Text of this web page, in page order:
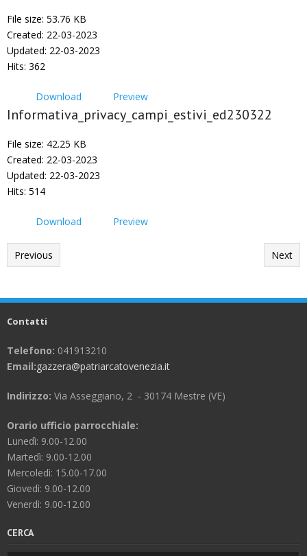
File size: 53.76 KB
Created: 22-03-2023
Updated: 22-03-2023
Hits: 362
Download Preview
Informativa_privacy_campi_estivi_ed230322
File size: 42.25 KB
Created: 22-03-2023
Updated: 22-03-2023
Hits: 514
Download Preview
Previous Next
Contatti
Telefono: 041913210
Email:gazzera@patriarcatovenezia.it
Indirizzo: Via Asseggiano, 2 - 30174 Mestre (VE)
Orario ufficio parrocchiale:
Lunedì: 9.00-12.00
Martedì: 9.00-12.00
Mercoledì: 15.00-17.00
Giovedì: 9.00-12.00
Venerdì: 9.00-12.00
CERCA